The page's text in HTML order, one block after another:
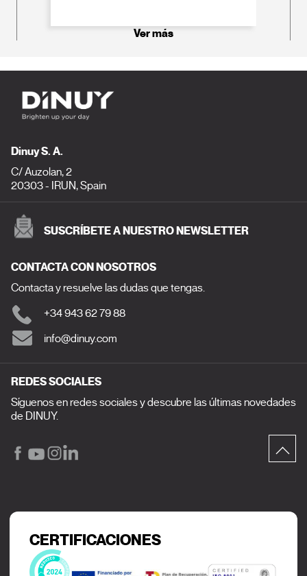
Ver más
Dinuy S. A.
C/ Auzolan, 2
20303 - IRUN, Spain
SUSCRÍBETE A NUESTRO NEWSLETTER
CONTACTA CON NOSOTROS
Contacta y resuelve las dudas que tengas.
+34 943 62 79 88
info@dinuy.com
REDES SOCIALES
Síguenos en redes sociales y descubre las últimas novedades
de DINUY.
CERTIFICACIONES